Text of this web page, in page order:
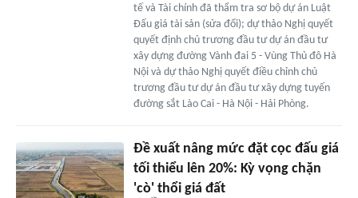
tế và Tài chính đã thẩm tra sơ bộ dự án Luật
Đấu giá tài sản (sửa đổi); dự thảo Nghị quyết
quyết định chủ trương đầu tư dự án đầu tư
xây dựng đường Vành đai 5 - Vùng Thủ đô Hà
Nội và dự thảo Nghị quyết điều chỉnh chủ
trương đầu tư dự án đầu tư xây dựng tuyến
đường sắt Lào Cai - Hà Nội - Hải Phòng.
Đề xuất nâng mức đặt cọc đấu giá
tối thiểu lên 20%: Kỳ vọng chặn
'cò' thổi giá đất